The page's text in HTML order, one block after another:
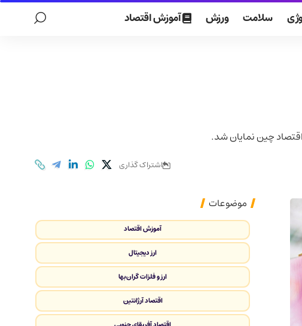
سلامت ورزش آموزش اقتصاد
چین نمایان شد.
اشتراک گذاری
موضوعات
آموزش اقتصاد
ارز دیجیتال
ارز و فلزات گران‌بها
اقتصاد آرژانتین